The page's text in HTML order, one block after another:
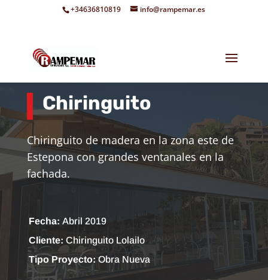
+34636810819 info@rampemar.es
Chiringuito
Chiringuito de madera en la zona este de
Estepona con grandes ventanales en la
fachada.
Fecha: Abril 2019
Cliente: Chiringuito Lolailo
Tipo Proyecto:Obra Nueva